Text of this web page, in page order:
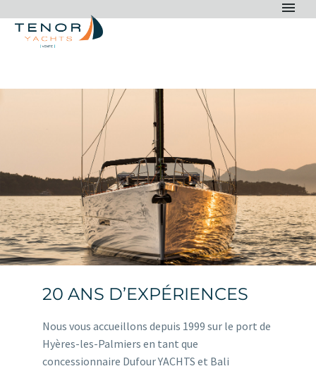
20 ANS D’EXPÉRIENCES
Nous vous accueillons depuis 1999 sur le port de
Hyères-les-Palmiers en tant que
concessionnaire Dufour YACHTS et Bali